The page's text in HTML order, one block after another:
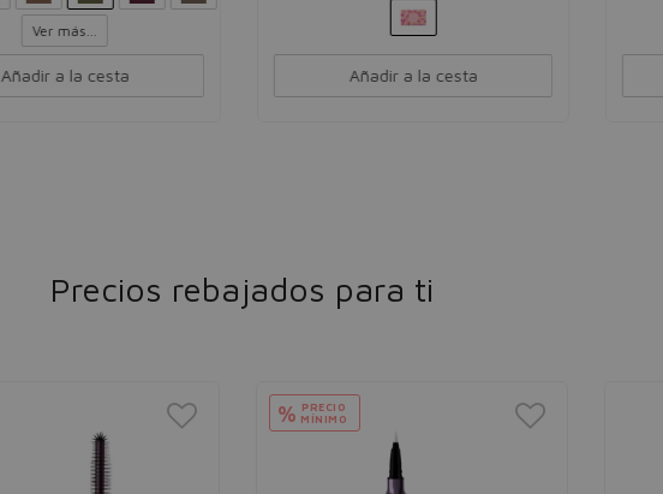
Ver más...
Añadir a la cesta Añadir a la cesta
Precios rebajados para ti